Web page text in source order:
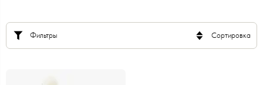
Фильтры Сортировка